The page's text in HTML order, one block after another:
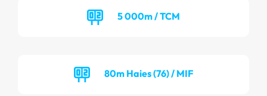
5 000m / TCM
80m Haies (76) / MIF